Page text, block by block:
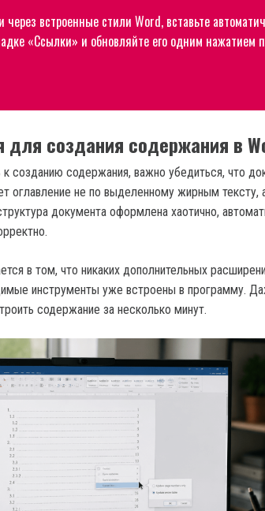
через встроенные стили Word, вставьте
«Ссылки» и обновляйте его одним нажатием
для создания содержания в
к созданию содержания, важно убедиться, что
оглавление не по выделенному жирным тексту,
документа оформлена хаотично,
в том, что никаких дополнительных
инструменты уже встроены в программу.
содержание за несколько минут.